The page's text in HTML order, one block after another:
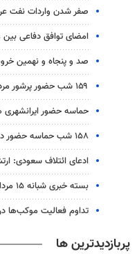
صفر شدن واردات نفت
امضای توافق دفاعی بین
صد و پنجاه و نهمین
۱۵۹ شب حضور پرشور مردم آب‌پخش در گذرگاه مقاومت
حماسه حضور ایرانشهری ها
۱۵۸ شب حماسه حضور در خیابان های زابل
ادعای ائتلاف سعودی:
بسته خبری شبانه ۱۵ مردادماه ۱۴۰۵ سیستان و بلوچستان
تداوم فعالیت موکب‌ها
پربازدیدترین ها